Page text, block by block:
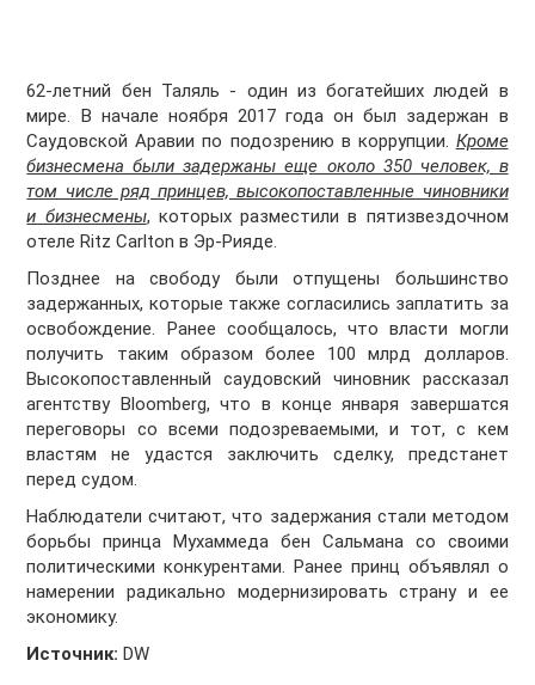
62-летний бен Таляль - один из богатейших людей в
мире. В начале ноября 2017 года он был задержан в
Саудовской Аравии по подозрению в коррупции. Кроме
бизнесмена были задержаны еще около 350 человек, в
том числе ряд принцев, высокопоставленные чиновники
и бизнесмены, которых разместили в пятизвездочном
отеле Ritz Carlton в Эр-Рияде.
Позднее на свободу были отпущены большинство
задержанных, которые также согласились заплатить за
освобождение. Ранее сообщалось, что власти могли
получить таким образом более 100 млрд долларов.
Высокопоставленный саудовский чиновник рассказал
агентству Bloomberg, что в конце января завершатся
переговоры со всеми подозреваемыми, и тот, с кем
властям не удастся заключить сделку, предстанет
перед судом.
Наблюдатели считают, что задержания стали методом
борьбы принца Мухаммеда бен Сальмана со своими
политическими конкурентами. Ранее принц объявлял о
намерении радикально модернизировать страну и ее
экономику.
Источник: DW